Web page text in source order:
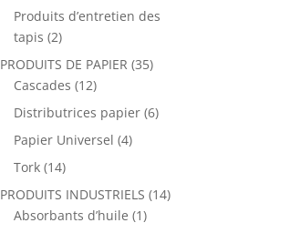
Produits d’entretien des
tapis (2)
PRODUITS DE PAPIER (35)
Cascades (12)
Distributrices papier (6)
Papier Universel (4)
Tork (14)
PRODUITS INDUSTRIELS (14)
Absorbants d’huile (1)